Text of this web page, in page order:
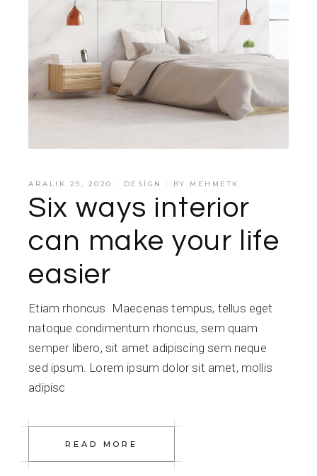
ARALIK 29, 2020 DESIGN BY MEHMETK
Six ways interior
can make your life
easier
Etiam rhoncus. Maecenas tempus, tellus eget
natoque condimentum rhoncus, sem quam
semper libero, sit amet adipiscing sem neque
sed ipsum. Lorem ipsum dolor sit amet, mollis
adipisc
READ MORE